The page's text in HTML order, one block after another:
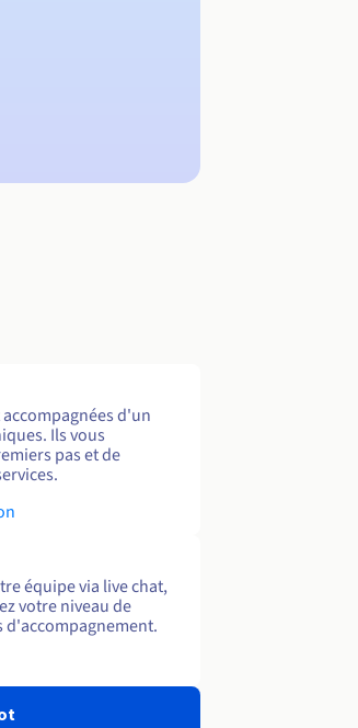
d'un
Ils vous
pas et de
équipe via live chat,
votre niveau de